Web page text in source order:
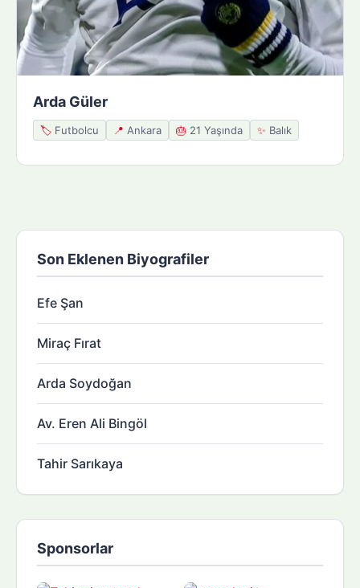
Arda Güler
🏷️ Futbolcu 📍 Ankara 🎂 21 Yaşında ✨ Balık
Son Eklenen Biyografiler
Efe Şan
Miraç Fırat
Arda Soydoğan
Av. Eren Ali Bingöl
Tahir Sarıkaya
Sponsorlar